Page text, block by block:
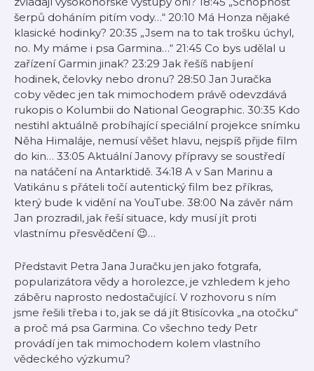
šerpů doháním pitím vody…“ 20:10 Má Honza nějaké
klasické hodinky? 20:35 „Jsem na to tak trošku úchyl,
no. My máme i psa Garmina…“ 21:45 Co bys udělal u
zařízení Garmin jinak? 23:29 Jak řešíš nabíjení
hodinek, čelovky nebo dronu? 28:50 Jan Juračka
coby vědec jen tak mimochodem právě odevzdává
rukopis o Kolumbii do National Geographic. 30:35 Kdo
nestihl aktuálně probíhající speciální projekce snímku
Něha Himaláje, nemusí věšet hlavu, nejspíš přijde film
do kin… 33:05 Aktuální Janovy přípravy se soustředí
na natáčení na Antarktidě. 34:18 A v San Marinu a
Vatikánu s přáteli točí autentický film bez příkras,
který bude k vidění na YouTube. 38:00 Na závěr nám
Jan prozradil, jak řeší situace, kdy musí jít proti
vlastnímu přesvědčení 😉…
Představit Petra Jana Juračku jen jako fotgrafa,
popularizátora vědy a horolezce, je vzhledem k jeho
záběru naprosto nedostačující. V rozhovoru s ním
jsme řešili třeba i to, jak se dá jít 8tisícovka „na otočku“
a proč má psa Garmina. Co všechno tedy Petr
provádí jen tak mimochodem kolem vlastního
vědeckého výzkumu?